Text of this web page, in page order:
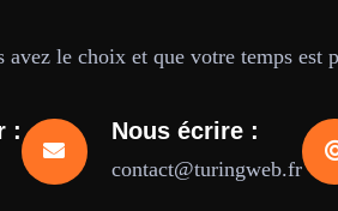
avez le choix et que votre temps
: Nous écrire :
contact@turingweb.fr